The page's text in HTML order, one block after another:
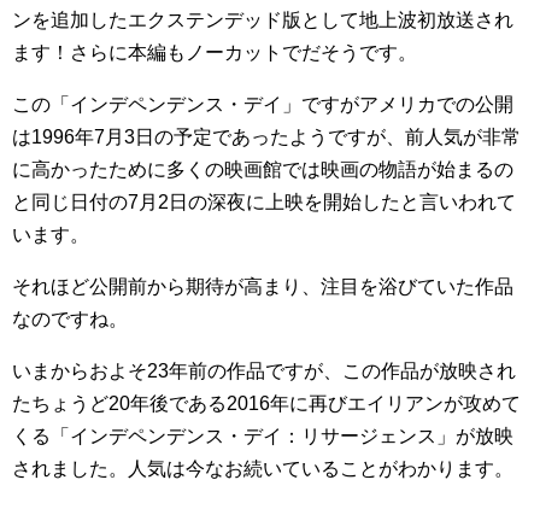
ンを追加したエクステンデッド版として地上波初放送され
ます！さらに本編もノーカットでだそうです。
この「インデペンデンス・デイ」ですがアメリカでの公開
は1996年7月3日の予定であったようですが、前人気が非常
に高かったために多くの映画館では映画の物語が始まるの
と同じ日付の7月2日の深夜に上映を開始したと言いわれて
います。
それほど公開前から期待が高まり、注目を浴びていた作品
なのですね。
いまからおよそ23年前の作品ですが、この作品が放映され
たちょうど20年後である2016年に再びエイリアンが攻めて
くる「インデペンデンス・デイ：リサージェンス」が放映
されました。人気は今なお続いていることがわかります。